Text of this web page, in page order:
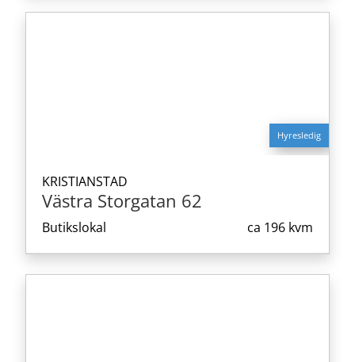
Hyresledig
KRISTIANSTAD
Västra Storgatan 62
Butikslokal ca 196 kvm